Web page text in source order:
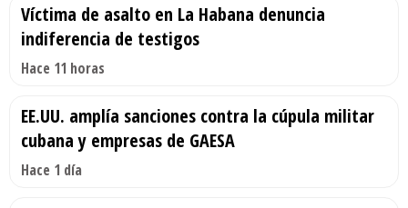
Víctima de asalto en La Habana denuncia
indiferencia de testigos
Hace 11 horas
EE.UU. amplía sanciones contra la cúpula militar
cubana y empresas de GAESA
Hace 1 día